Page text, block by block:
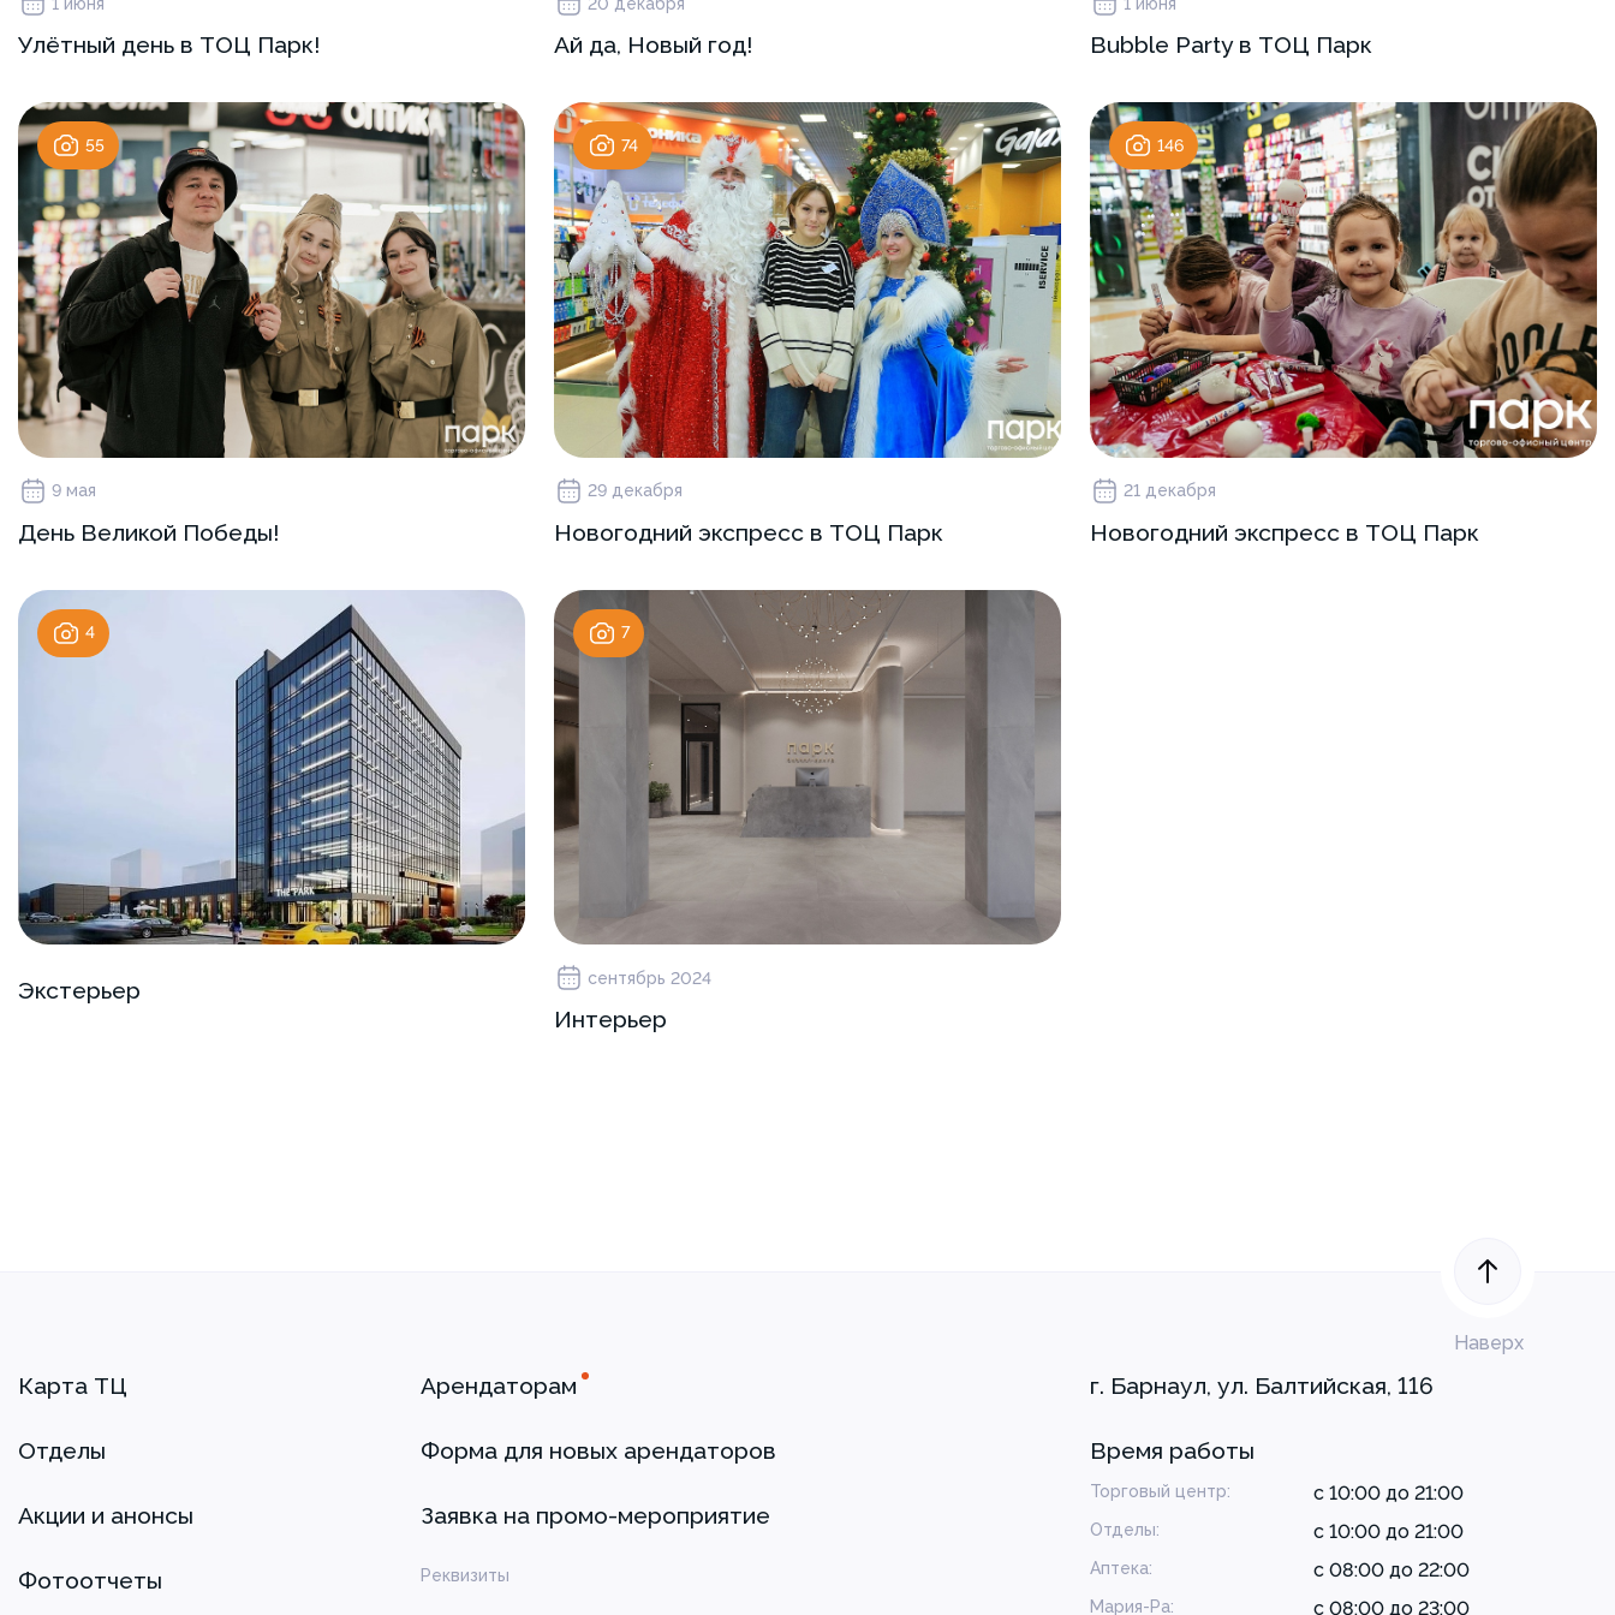
Улётный день в ТОЦ Парк! Ай да, Новый год! Bubble Party в ТОЦ Парк
55
9 мая
День Великой Победы!
74
29 декабря
Новогодний экспресс в ТОЦ Парк
146
21 декабря
Новогодний экспресс в ТОЦ Парк
4
Экстерьер
7
сентябрь 2024
Интерьер
Наверх
Карта ТЦ
Отделы
Акции и анонсы
Фотоотчеты
Арендаторам
Форма для новых арендаторов
Заявка на промо-мероприятие
Реквизиты
г. Барнаул, ул. Балтийская, 116
Время работы
Торговый центр: с 10:00 до 21:00
Отделы: с 10:00 до 21:00
Аптека: с 08:00 до 22:00
Мария-Ра: с 08:00 до 23:00